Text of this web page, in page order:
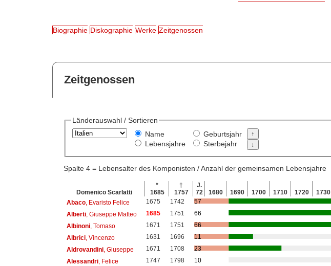
Biographie Diskographie Werke Zeitgenossen
Zeitgenossen
Länderauswahl / Sortieren
Name
Lebensjahre
Geburtsjahr
Sterbejahr
Spalte 4 = Lebensalter des Komponisten / Anzahl der gemeinsamen Lebensjahre
Domenico Scarlatti
*
1685
†
1757
J.
72
1680 1690 1700 1710 1720 1730
Abaco, Evaristo Felice 1675 1742
57
Alberti, Giuseppe Matteo 1685 1751
66
Albinoni, Tomaso 1671 1751
66
Albrici, Vincenzo 1631 1696
11
Aldrovandini, Giuseppe 1671 1708
23
Alessandri, Felice 1747 1798
10